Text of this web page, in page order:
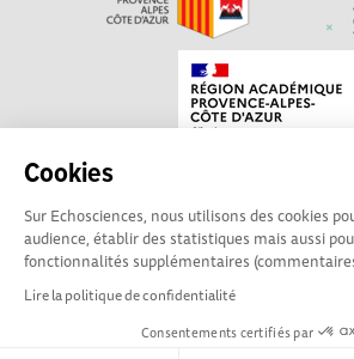
Cookies
Sur Echosciences, nous utilisons des cookies
audience, établir des statistiques mais aussi
fonctionnalités supplémentaires
Lire la politique de confidentialité
Consentements certifiés par
Conditions
Echosciences Sud
Provence-Alpes-Côte
d'Azur est à l'initiative de la Région Sud
régionale académique pour la
Provence-Alpes-Côte d'Azur. La